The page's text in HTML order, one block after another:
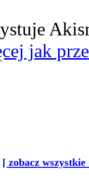
jak
[ zobacz wszystkie